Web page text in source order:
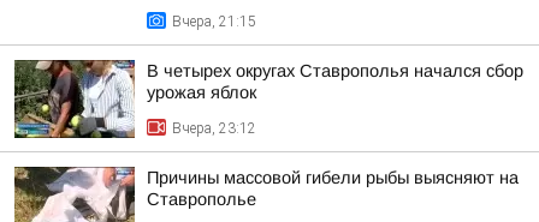
Вчера, 21:15
В четырех округах Ставрополья начался сбор
урожая яблок
Вчера, 23:12
Причины массовой гибели рыбы выясняют на
Ставрополье